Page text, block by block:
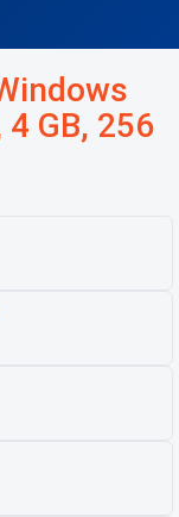
GB, 256